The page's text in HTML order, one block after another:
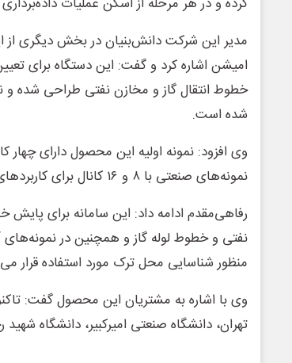
مدیر این شرکت دانش‌بنیان در بخش دیگری از
امیشن اشاره کرد و گفت: این دستگاه برای
خطوط انتقال گاز و مخازن نفتی طراحی شده
شده است.
وی افزود: نمونه اولیه این محصول دارای چهار
نمونه‌های صنعتی با ۸ و ۱۶ کانال برای کاربردهای صنعتی در دست تولید قرار دارند.
رفاهی‌مقدم ادامه داد: این سامانه برای
نفتی و خطوط لوله گاز و همچنین در
منظور شناسایی محل ترک مورد استفاده قرار
وی با اشاره به مشتریان این محصول گفت:
تهران، دانشگاه صنعتی امیرکبیر، دانشگاه